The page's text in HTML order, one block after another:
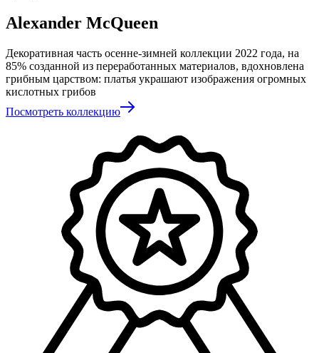
Alexander McQueen
Декоративная часть осенне-зимней коллекции 2022 года, на
85% созданной из переработанных материалов, вдохновлена
грибным царством: платья украшают изображения огромных
кислотных грибов
Посмотреть коллекцию